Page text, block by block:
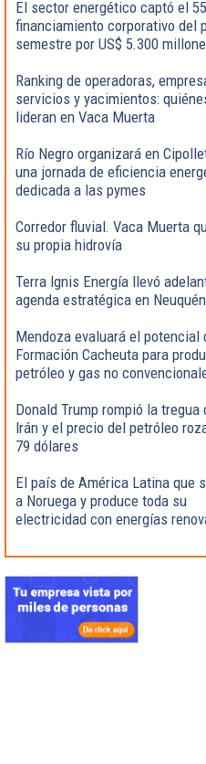
El sector energético captó el
financiamiento corporativo del
semestre por US$ 5.300
Ranking de operadoras,
servicios y yacimientos:
lideran en Vaca Muerta
Río Negro organizará en
una jornada de eficiencia
dedicada a las pymes
Corredor fluvial. Vaca Muerta
su propia hidrovía
Terra Ignis Energía llevó
agenda estratégica en Neuquén
Mendoza evaluará el potencial
Formación Cacheuta para
petróleo y gas no
Donald Trump rompió la tregua
Irán y el precio del petróleo
79 dólares
El país de América Latina que
a Noruega y produce toda su
electricidad con energías